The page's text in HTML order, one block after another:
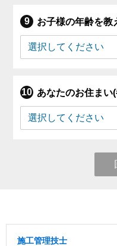
お子様の年齢を教
あなたのお住まい
施工管理技士